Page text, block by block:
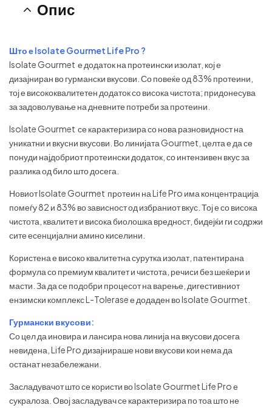
Опис
Што е Isolate Gourmet Life Pro ?
Isolate Gourmet е додаток на протеински изолат, кој е
дизајниран во гурмански вкусови. Со повеќе од 83% протеини,
тој е висококвалитетен додаток со висока чистота; придонесува
за задоволување на дневните потреби за протеини.
Isolate Gourmet се карактеризира со нова разновидност на
уникатни и вкусни вкусови. Во линијата Gourmet, целта е да се
понуди најдобриот протеински додаток, со интензивен вкус за
разлика од било што досега.
Новиот Isolate Gourmet протеин на Life Pro има концентрација
помеѓу 82 и 83% во зависност од избраниот вкус. Тој е со висока
чистота, квалитет и висока биолошка вредност, бидејќи ги содржи
сите есенцијални амино киселини.
Користена е високо квалитетна сурутка изолат, патентирана
формула со премиум квалитет и чистота, речиси без шеќери и
масти. За да се подобри процесот на варење, дигестивниот
ензимски комплекс L-Tolerase е додаден во Isolate Gourmet.
Гурмански вкусови:
Со цел да иновира и лансира нова линија на вкусови досега
невидена, Life Pro дизајнираше нови вкусови кои нема да
останат незабележани.
Засладувачот што се користи во Isolate Gourmet Life Pro е
сукралоза. Овој засладувач се карактеризира по тоа што не